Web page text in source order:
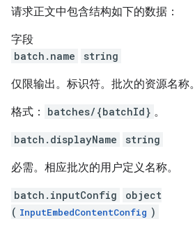
请求正文中包含结构如下的数据：
字段
batch.name
string
仅限输出。标识符。批次的资源名称。
格式： batches/{batchId} 。
batch.displayName string
必需。相应批次的用户定义名称。
batch.inputConfig
object
( InputEmbedContentConfig )